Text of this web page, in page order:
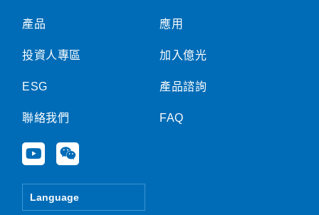
產品
投資人專區
ESG
聯絡我們
Y
o
u
W
e
i
Language
應用
加入億光
產品諮詢
FAQ